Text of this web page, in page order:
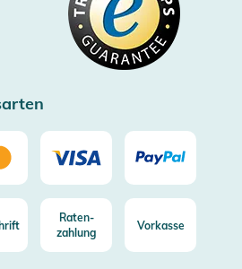
100€ Bestellwert (in DE/AT)
(aus DE/AT)
Raten-
zahlung
Vorkasse